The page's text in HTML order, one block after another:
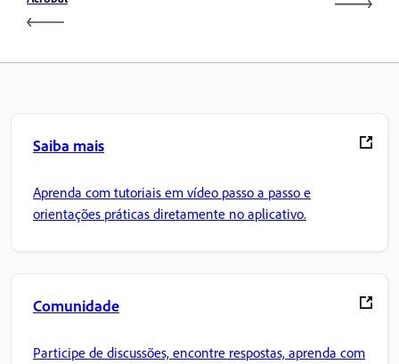
Saiba mais
Aprenda com tutoriais em vídeo passo a passo e
orientações práticas diretamente no aplicativo.
Comunidade
Participe de discussões, encontre respostas, aprenda com